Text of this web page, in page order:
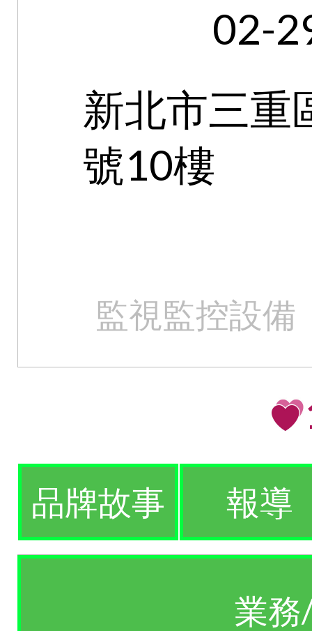
02-
新北市三重
號10樓
監視監控設備
品牌故事 報導
業務